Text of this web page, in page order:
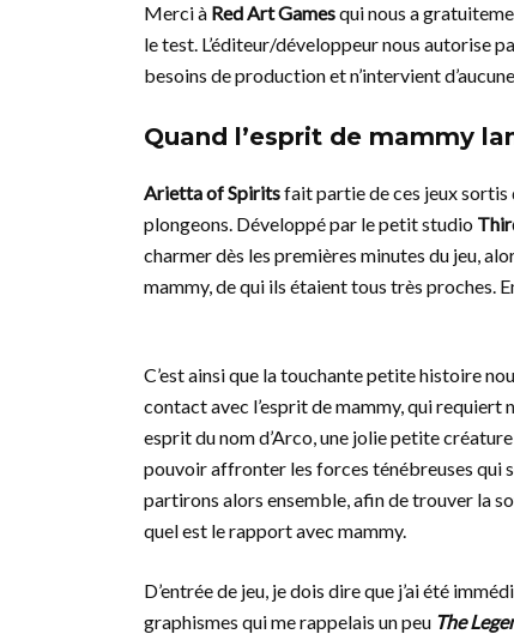
Merci à Red Art Gamesqui nous a
le test. L’éditeur/développeur nous autorise
besoins de production et n’intervient
Quand l’esprit de mammy
Arietta of Spiritsfait partie de ces jeux sortis
plongeons. Développé par le petit studio
charmer dès les premières minutes du jeu,
mammy, de qui ils étaient tous très proches.
C’est ainsi que la touchante petite histoire
contact avec l’esprit de mammy, qui requiert
esprit du nom d’Arco, une jolie petite
pouvoir affronter les forces ténébreuses qui
partirons alors ensemble, afin de trouver la
quel est le rapport avec mammy.
D’entrée de jeu, je dois dire que j’ai été
graphismes qui me rappelais un peu The